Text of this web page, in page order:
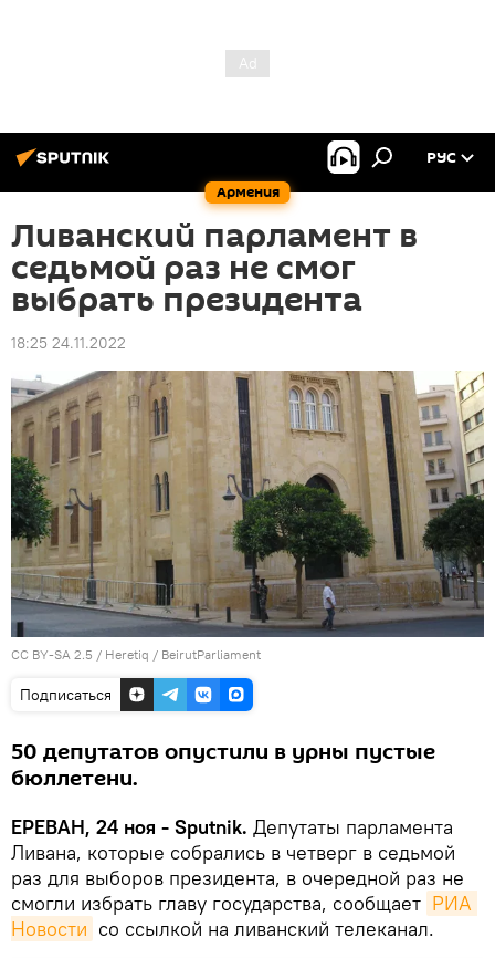
Армения
РУС
Ливанский парламент в
седьмой раз не смог
выбрать президента
18:25 24.11.2022
CC BY-SA 2.5 / Heretiq / BeirutParliament
Подписаться
50 депутатов опустили в урны пустые
бюллетени.
ЕРЕВАН, 24 ноя - Sputnik. Депутаты парламента
Ливана, которые собрались в четверг в седьмой
раз для выборов президента, в очередной раз не
смогли избрать главу государства, сообщает РИА
Новости со ссылкой на ливанский телеканал.